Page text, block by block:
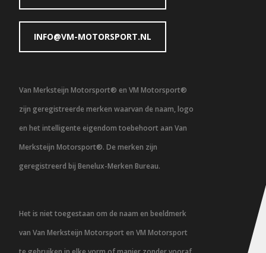
INFO@VM-MOTORSPORT.NL
Van Merksteijn Motorsport® en VM Motorsport®
zijn geregistreerde merken waarvan de naam, logo
en het intelligente eigendom toebehoort aan Van
Merksteijn Motorsport®. De merken zijn
geregistreerd bij Benelux-Merken Bureau.
Het is niet toegestaan om de naam en beeldmerk
van Van Merksteijn Motorsport en VM Motorsport